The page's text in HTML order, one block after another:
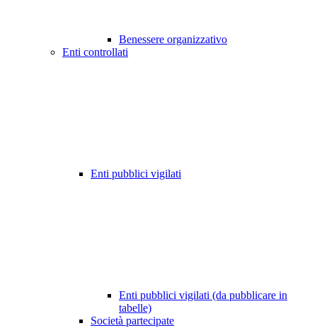
Benessere organizzativo
Enti controllati
Enti pubblici vigilati
Enti pubblici vigilati (da pubblicare in
tabelle)
Società partecipate